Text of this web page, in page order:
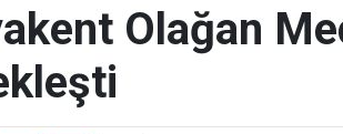
Olağan